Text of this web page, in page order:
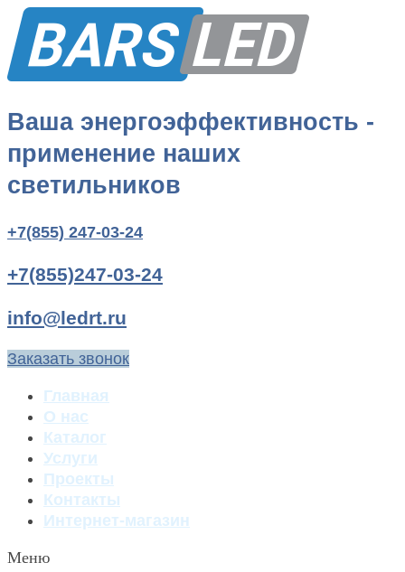
Ваша энергоэффективность -
применение наших
светильников
+7(855) 247-03-24
+7(855)247-03-24
info@ledrt.ru
Заказать звонок
Главная
О нас
Каталог
Услуги
Проекты
Контакты
Интернет-магазин
Меню